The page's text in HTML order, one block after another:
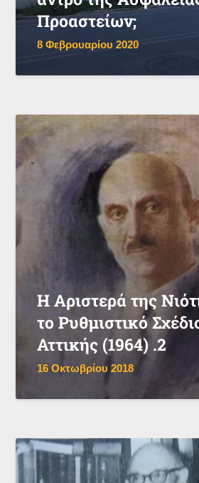
Προαστείων;
8 Φεβρουαρίου 2020
Η Αριστερά της
το Ρυθμιστικό
Αττικής (1964) .2
16 Οκτωβρίου 2018